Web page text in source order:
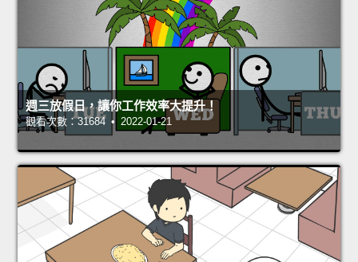
週三放假日，讓你工作效率大提升！
觀看次數：31684 • 2022-01-21